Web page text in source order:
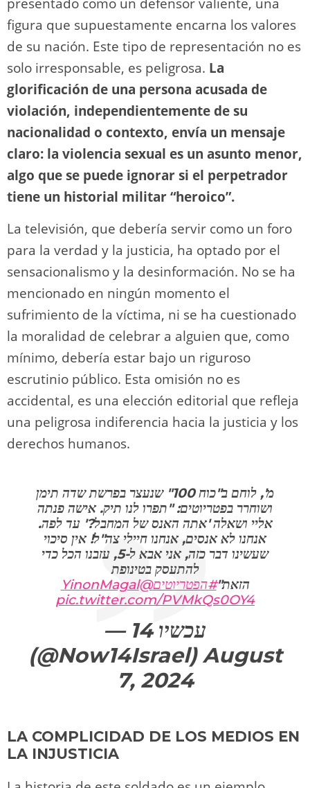
figura que supuestamente encarna los valores
de su nación. Este tipo de representación no es
solo irresponsable, es peligrosa. La
glorificación de una persona acusada de
violación, independientemente de su
nacionalidad o contexto, envía un mensaje
claro: la violencia sexual es un asunto menor,
algo que se puede ignorar si el perpetrador
tiene un historial militar “heroico”.
La televisión, que debería servir como un foro
para la verdad y la justicia, ha optado por el
sensacionalismo y la desinformación. No se ha
mencionado en ningún momento el
sufrimiento de la víctima, ni se ha cuestionado
la moralidad de celebrar a alguien que, como
mínimo, debería estar bajo un riguroso
escrutinio público. Esta omisión no es
accidental, es una elección editorial que refleja
una peligrosa indiferencia hacia la justicia y los
derechos humanos.
מ', לוחם ב"כוח 100" שנעצר בפרשת שדה תימן
ושוחרר בפטריוטים: "תפרו לנו תיק. אישה פנתה
אליי ושאלה 'אתה האנס של המחבל?' עד לפה.
אנחנו לא אנסים, אנחנו חיילי צה"ל! אין סיכוי
שעשינו דבר כזה, אני אבא ל-5, עזבנו הכל כדי
להתעסק בטינופת
הזאת"#הפטריוטים@YinonMagal
pic.twitter.com/PVMkQs0OY4
— עכשיו 14
(@Now14Israel)August
7, 2024
LA COMPLICIDAD DE LOS MEDIOS EN
LA INJUSTICIA